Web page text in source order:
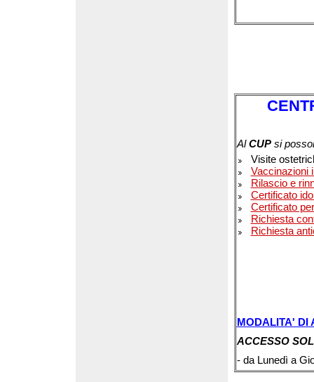
AlCUP si
Visite
Vaccinazioni
Rilascio e
Certificato
Certificato
Richiesta
Richiesta
MODALITA' DI
ACCESSO
- da Lunedì a